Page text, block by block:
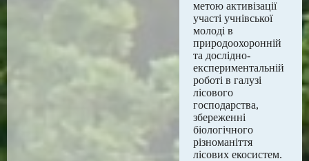
метою активізації
участі учнівської
молоді в
природоохоронній
та дослідно-
експериментальній
роботі в галузі
лісового
господарства,
збереженні
біологічного
різноманіття
лісових екосистем.